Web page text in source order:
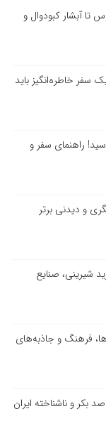
تا آبشار کبودوال و
سفر خاطره‌انگیز باید
راهنمای سفر و
شیرینی، صنایع
فرهنگ و جاذبه‌های
بکر و ناشناخته ایران